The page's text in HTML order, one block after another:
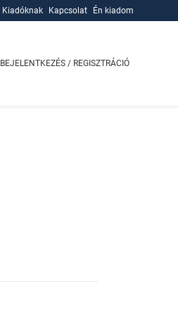
Kiadóknak
Kapcsolat Én kiadom
BEJELENTKEZÉS / REGISZTRÁCIÓ